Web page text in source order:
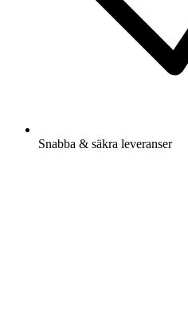
Snabba & säkra leveranser